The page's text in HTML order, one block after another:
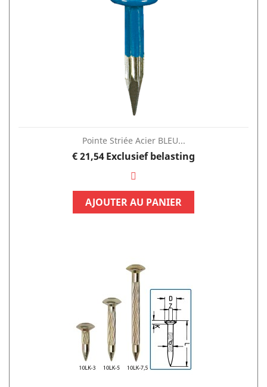
Pointe Striée Acier BLEU...
Prijs
€ 21,54Exclusief belasting
AJOUTER AU PANIER